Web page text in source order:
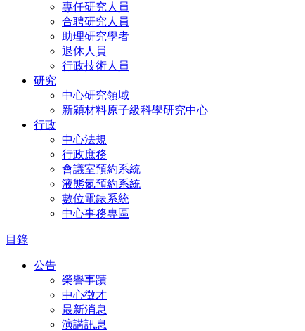
專任研究人員
合聘研究人員
助理研究學者
退休人員
行政技術人員
研究
中心研究領域
新穎材料原子級科學研究中心
行政
中心法規
行政庶務
會議室預約系統
液態氮預約系統
數位電錶系統
中心事務專區
目錄
公告
榮譽事蹟
中心徵才
最新消息
演講訊息